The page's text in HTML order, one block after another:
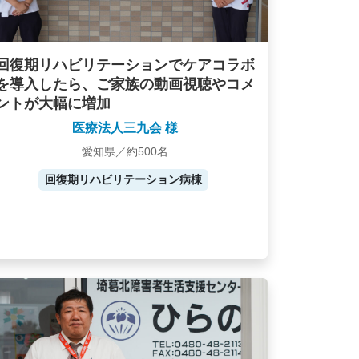
復期リハビリテーションでケアコラボ
導入したら、ご家族の動画視聴やコメ
トが大幅に増加
医療法人三九会 様
愛知県／約500名
回復期リハビリテーション病棟